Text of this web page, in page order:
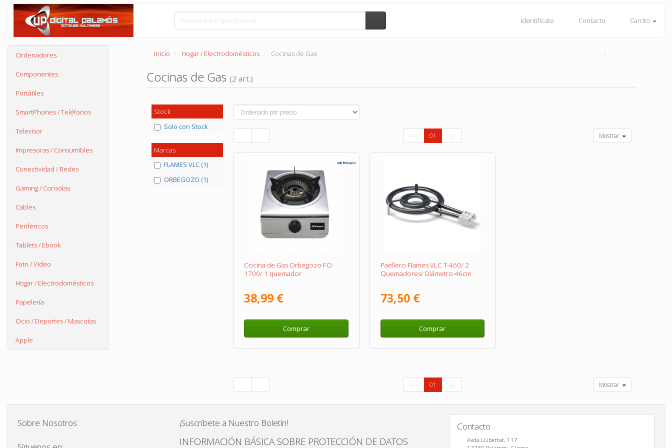
Identifícate Contacto Carrito
Ordenadores
Componentes
Portátiles
SmartPhones / Teléfonos
Televisor
Impresoras / Consumibles
Conectividad / Redes
Gaming / Consolas
Cables
Periféricos
Tablets / Ebook
Foto / Video
Hogar / Electrodomésticos
Papelería
Ocio / Deportes / Mascotas
Apple
Inicio Hogar / Electrodomésticos Cocinas de Gas
Cocinas de Gas (2 art.)
Stock
Solo con Stock
Marcas
FLAMES VLC (1)
ORBEGOZO (1)
Ant. 01 Sig. Mostrar
Cocina de Gas Orbegozo FO
1700/ 1 quemador
38,99 €
Comprar
Paellero Flames VLC T-460/ 2
Quemadores/ Diámetro 46cm
73,50 €
Comprar
Ant. 01 Sig. Mostrar
Sobre Nosotros ¡Suscríbete a Nuestro Boletín!
INFORMACIÓN BÁSICA SOBRE PROTECCIÓN DE DATOS
Contacto
Avda LLibertat, 117